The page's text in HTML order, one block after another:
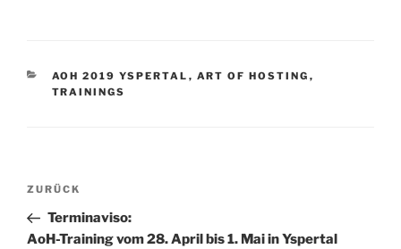
KATEGORIEN
AOH 2019 YSPERTAL , ART OF HOSTING ,
TRAININGS
Beitragsnavigation
Vorheriger
Beitrag
ZURÜCK
Terminaviso:
AoH-Training vom 28. April bis 1. Mai in Yspertal